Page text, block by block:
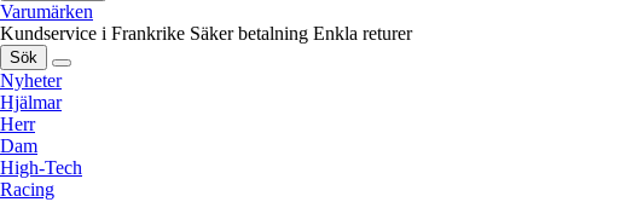
Varumärken
Kundservice i Frankrike Säker betalning Enkla returer
Sök
Nyheter
Hjälmar
Herr
Dam
High-Tech
Racing